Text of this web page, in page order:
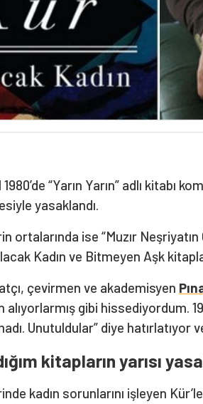
“Yarın Yarın” adlı kitabı
yasaklandı.
ortalarında ise “Muzır
Kadın ve Bitmeyen Aşk
çevirmen ve akademisyen
alıyorlarmış gibi hissediyordum.
Unutuldular” diye hatırlatıyor
kitapların yarısı
kadın sorunlarını işleyen Kür’le